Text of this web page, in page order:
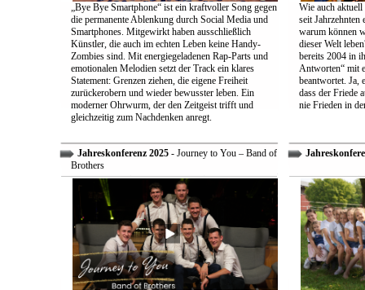
„Bye Bye Smartphone“ ist ein kraftvoller Song gegen
die permanente Ablenkung durch Social Media und
Smartphones. Mitgewirkt haben ausschließlich
Künstler, die auch im echten Leben keine Handy-
Zombies sind. Mit energiegeladenen Rap-Parts und
emotionalen Melodien setzt der Track ein klares
Statement: Grenzen ziehen, die eigene Freiheit
zurückerobern und wieder bewusster leben. Ein
moderner Ohrwurm, der den Zeitgeist trifft und
gleichzeitig zum Nachdenken anregt.
Wie auch
seit Jahrzehnten
warum können
dieser Welt
bereits 2004 in
Antworten“ mit
beantwortet. Ja,
dass der Friede
nie Frieden in
Jahreskonferenz 2025- Journey to You – Band of
Brothers